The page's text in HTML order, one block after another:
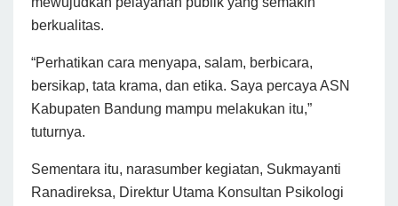
berkualitas.
“Perhatikan cara menyapa, salam, berbicara,
bersikap, tata krama, dan etika. Saya percaya ASN
Kabupaten Bandung mampu melakukan itu,”
tuturnya.
Sementara itu, narasumber kegiatan, Sukmayanti
Ranadireksa, Direktur Utama Konsultan Psikologi